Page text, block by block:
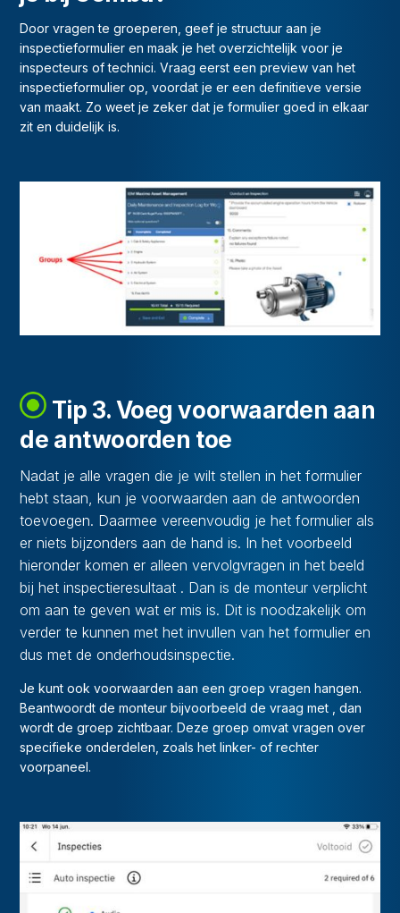
Door vragen te groeperen, geef je structuur aan je
inspectieformulier en maak je het overzichtelijk voor je
inspecteurs of technici. Vraag eerst een preview van het
inspectieformulier op, voordat je er een definitieve versie
van maakt. Zo weet je zeker dat je formulier goed in elkaar
zit en duidelijk is.
Tip 3. Voeg voorwaarden aan
de antwoorden toe
Nadat je alle vragen die je wilt stellen in het formulier
hebt staan, kun je voorwaarden aan de antwoorden
toevoegen. Daarmee vereenvoudig je het formulier als
er niets bijzonders aan de hand is. In het voorbeeld
hieronder komen er alleen vervolgvragen in het beeld
bij het inspectieresultaat . Dan is de monteur verplicht
om aan te geven wat er mis is. Dit is noodzakelijk om
verder te kunnen met het invullen van het formulier en
dus met de onderhoudsinspectie.
Je kunt ook voorwaarden aan een groep vragen hangen.
Beantwoordt de monteur bijvoorbeeld de vraagmet
, dan
wordt de groep zichtbaar. Deze groep omvat vragen over
specifieke onderdelen, zoals het linker- of rechter
voorpaneel.